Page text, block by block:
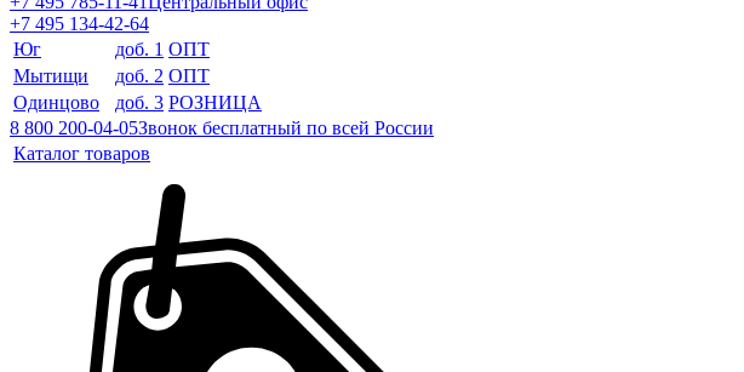
+7 495 134-42-64
Юг
доб. 1 ОПТ
Мытищи
доб. 2 ОПТ
Одинцово
доб. 3 РОЗНИЦА
8 800 200-04-05Звонок бесплатный по всей России
Каталог товаров